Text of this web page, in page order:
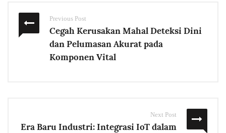
Previous Post
Cegah Kerusakan Mahal Deteksi Dini
dan Pelumasan Akurat pada
Komponen Vital
Next Post
Era Baru Industri: Integrasi IoT dalam